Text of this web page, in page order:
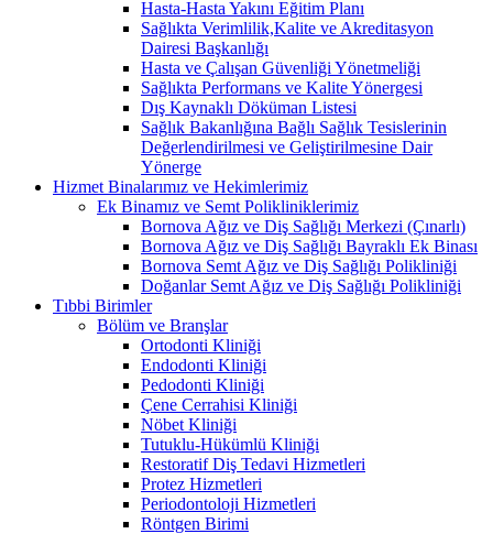
Hasta-Hasta Yakını Eğitim Planı
Sağlıkta Verimlilik,Kalite ve Akreditasyon
Dairesi Başkanlığı
Hasta ve Çalışan Güvenliği Yönetmeliği
Sağlıkta Performans ve Kalite Yönergesi
Dış Kaynaklı Döküman Listesi
Sağlık Bakanlığına Bağlı Sağlık Tesislerinin
Değerlendirilmesi ve Geliştirilmesine Dair
Yönerge
Hizmet Binalarımız ve Hekimlerimiz
Ek Binamız ve Semt Polikliniklerimiz
Bornova Ağız ve Diş Sağlığı Merkezi (Çınarlı)
Bornova Ağız ve Diş Sağlığı Bayraklı Ek Binası
Bornova Semt Ağız ve Diş Sağlığı Polikliniği
Doğanlar Semt Ağız ve Diş Sağlığı Polikliniği
Tıbbi Birimler
Bölüm ve Branşlar
Ortodonti Kliniği
Endodonti Kliniği
Pedodonti Kliniği
Çene Cerrahisi Kliniği
Nöbet Kliniği
Tutuklu-Hükümlü Kliniği
Restoratif Diş Tedavi Hizmetleri
Protez Hizmetleri
Periodontoloji Hizmetleri
Röntgen Birimi